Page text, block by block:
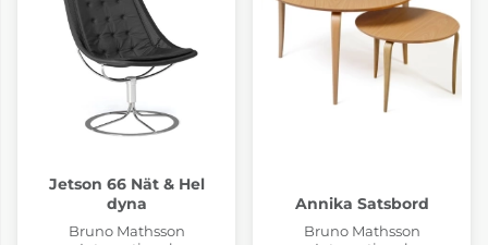
Jetson 66 Nät & Hel
dyna
Bruno Mathsson
Annika Satsbord
Bruno Mathsson